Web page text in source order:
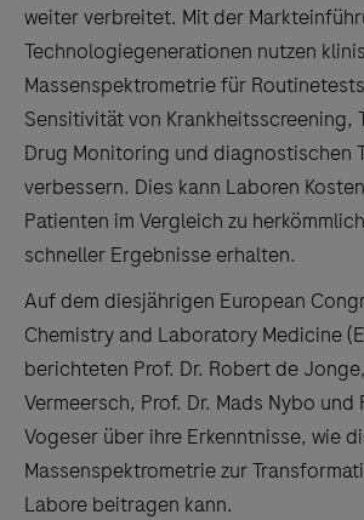
weiter verbreitet. Mit der
Technologiegenerationen nutzen
Massenspektrometrie für
Sensitivität von Krankheitsscreening,
Drug Monitoring und diagnostischen
verbessern. Dies kann Laboren
Patienten im Vergleich zu
schneller Ergebnisse erhalten.
Auf dem diesjährigen European
Chemistry and Laboratory Medicine
berichteten Prof. Dr. Robert de
Vermeersch, Prof. Dr. Mads Nybo und
Vogeser über ihre Erkenntnisse, wie
Massenspektrometrie zur
Labore beitragen kann.